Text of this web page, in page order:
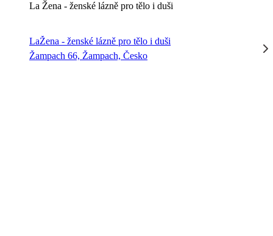
La Žena - ženské lázně pro tělo i duši
LaŽena - ženské lázně pro tělo i duši
Žampach 66, Žampach, Česko